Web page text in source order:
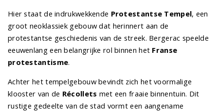
Hier staat de indrukwekkende Protestantse Tempel, een
groot neoklassiek gebouw dat herinnert aan de
protestantse geschiedenis van de streek. Bergerac speelde
eeuwenlang een belangrijke rol binnen het Franse
protestantisme.
Achter het tempelgebouw bevindt zich het voormalige
klooster van de Récollets met een fraaie binnentuin. Dit
rustige gedeelte van de stad vormt een aangename